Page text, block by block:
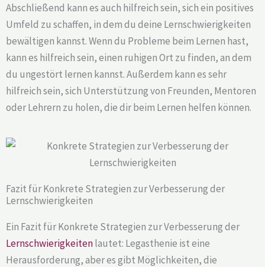
Abschließend kann es auch hilfreich sein, sich ein positives
Umfeld zu schaffen, in dem du deine Lernschwierigkeiten
bewältigen kannst. Wenn du Probleme beim Lernen hast,
kann es hilfreich sein, einen ruhigen Ort zu finden, an dem
du ungestört lernen kannst. Außerdem kann es sehr
hilfreich sein, sich Unterstützung von Freunden, Mentoren
oder Lehrern zu holen, die dir beim Lernen helfen können.
Fazit für Konkrete Strategien zur Verbesserung der
Lernschwierigkeiten
Ein Fazit für Konkrete Strategien zur Verbesserung der
Lernschwierigkeitenlautet: Legasthenie ist eine
Herausforderung, aber es gibt Möglichkeiten, die